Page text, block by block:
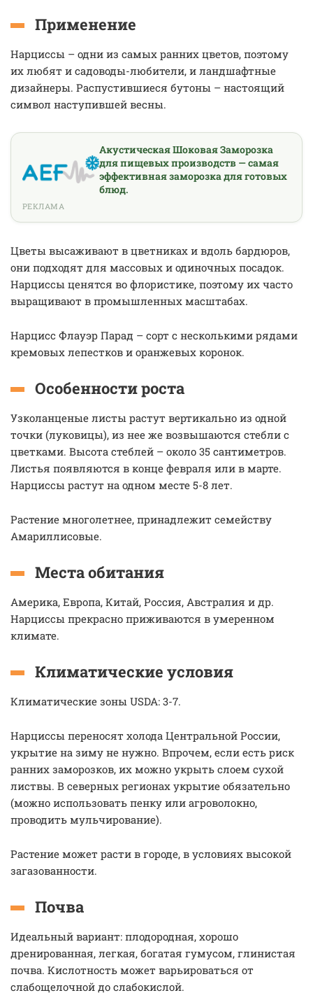
Применение
Нарциссы – одни из самых ранних цветов, поэтому
их любят и садоводы-любители, и ландшафтные
дизайнеры. Распустившиеся бутоны – настоящий
символ наступившей весны.
Акустическая Шоковая Заморозка
для пищевых производств — самая
эффективная заморозка для готовых
блюд.
РЕКЛАМА
Цветы высаживают в цветниках и вдоль бардюров,
они подходят для массовых и одиночных посадок.
Нарциссы ценятся во флористике, поэтому их часто
выращивают в промышленных масштабах.
Нарцисс Флауэр Парад – сорт с несколькими рядами
кремовых лепестков и оранжевых коронок.
Особенности роста
Узколанценые листы растут вертикально из одной
точки (луковицы), из нее же возвышаются стебли с
цветками. Высота стеблей – около 35 сантиметров.
Листья появляются в конце февраля или в марте.
Нарциссы растут на одном месте 5-8 лет.
Растение многолетнее, принадлежит семейству
Амариллисовые.
Места обитания
Америка, Европа, Китай, Россия, Австралия и др.
Нарциссы прекрасно приживаются в умеренном
климате.
Климатические условия
Климатические зоны USDA: 3-7.
Нарциссы переносят холода Центральной России,
укрытие на зиму не нужно. Впрочем, если есть риск
ранних заморозков, их можно укрыть слоем сухой
листвы. В северных регионах укрытие обязательно
(можно использовать пенку или агроволокно,
проводить мульчирование).
Растение может расти в городе, в условиях высокой
загазованности.
Почва
Идеальный вариант: плодородная, хорошо
дренированная, легкая, богатая гумусом, глинистая
почва. Кислотность может варьироваться от
слабощелочной до слабокислой.